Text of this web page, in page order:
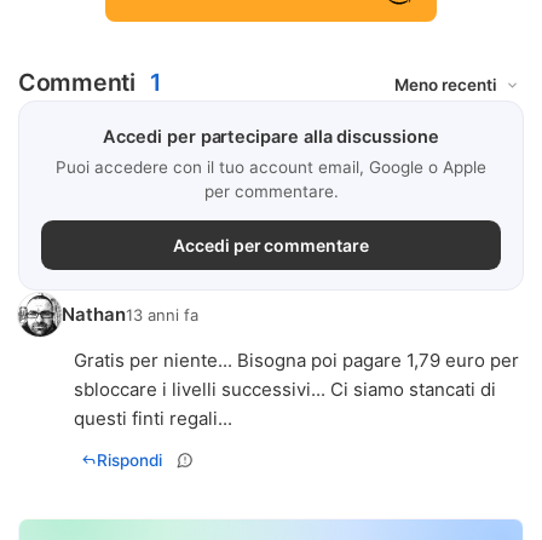
Commenti 1
Accedi per partecipare alla discussione
Puoi accedere con il tuo account email, Google o Apple
per commentare.
Accedi per commentare
Nathan13 anni fa
Gratis per niente... Bisogna poi pagare 1,79 euro per
sbloccare i livelli successivi... Ci siamo stancati di
questi finti regali...
Rispondi